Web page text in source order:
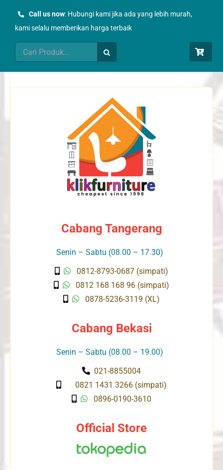
Call us now: Hubungi kami jika ada yang lebih murah,
kami selalu memberikan harga terbaik
Search
for:
Cabang Tangerang
Senin – Sabtu (08.00 – 17.30)
0812-8793-0687 (simpati)
0812 168 168 96 (simpati)
0878-5236-3119 (XL)
Cabang Bekasi
Senin – Sabtu (08.00 – 19.00)
021-8855004
0821 1431 3266 (simpati)
0896-0190-3610
Official Store